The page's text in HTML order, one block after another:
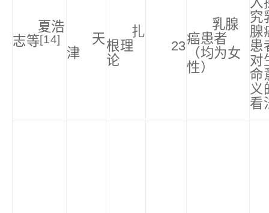
夏浩
志等[14]
天
津
扎
根理
论
23
乳腺
癌患者
（均为女
性）
究
腺
患
对
命
义
看